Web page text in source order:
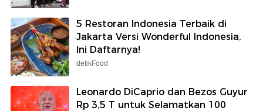
5 Restoran Indonesia Terbaik di
Jakarta Versi Wonderful Indonesia,
Ini Daftarnya!
detikFood
Leonardo DiCaprio dan Bezos Guyur
Rp 3,5 T untuk Selamatkan 100